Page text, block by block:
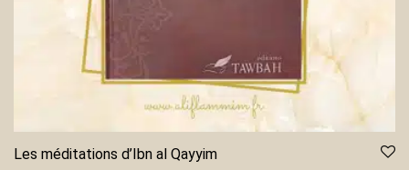
Les méditations d’Ibn al Qayyim